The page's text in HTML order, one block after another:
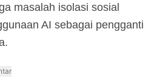
masalah isolasi sosial
AI sebagai pengganti